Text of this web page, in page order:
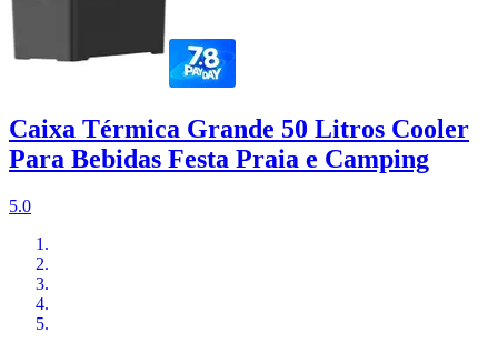
Caixa Térmica Grande 50 Litros Cooler
Para Bebidas Festa Praia e Camping
5.0